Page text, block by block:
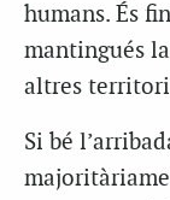
humans. És
mantingués
altres
Si bé